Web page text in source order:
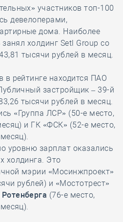
участников топ-100
девелоперами,
дома. Наиболее
холдинг Setl Group со
тысячи рублей в месяц.
в рейтинге находится ПАО
застройщик – 39-й
тысячи рублей в месяц.
«Группа ЛСР» (50-е место,
и ГК «ФСК» (52-е место,
уровню зарплат оказались
холдинга. Это
мэрии «Мосинжпроект»
рублей) и «Мостотрест»
(76-е место,